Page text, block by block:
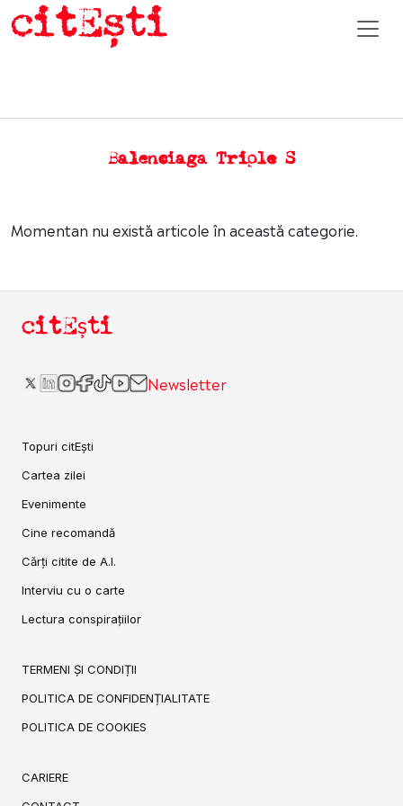
Balenciaga Triple S
Momentan nu există articole în această categorie.
citEști
Newsletter
Topuri citEști
Cartea zilei
Evenimente
Cine recomandă
Cărți citite de A.I.
Interviu cu o carte
Lectura conspirațiilor
TERMENI ȘI CONDIȚII
POLITICA DE CONFIDENȚIALITATE
POLITICA DE COOKIES
CARIERE